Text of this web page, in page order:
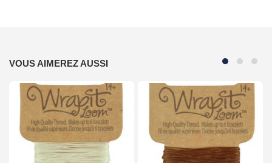
VOUS AIMEREZ AUSSI